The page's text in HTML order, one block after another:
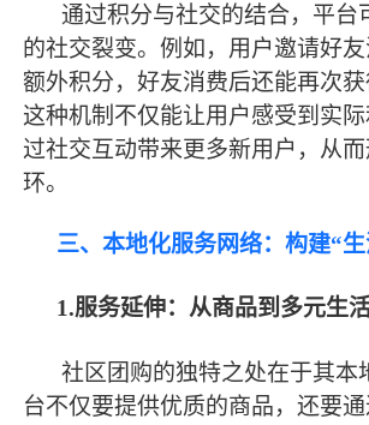
通过积分与社交的结合，平台
的社交裂变。例如，用户邀请好
额外积分，好友消费后还能再次获
这种机制不仅能让用户感受到实
过社交互动带来更多新用户，从
环。
三、本地化服务网络：构建“
1.服务延伸：从商品到多元生
社区团购的独特之处在于其本
台不仅要提供优质的商品，还要